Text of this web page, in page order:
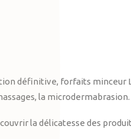
définitive, forfaits minceur
la microdermabrasion.
la délicatesse des